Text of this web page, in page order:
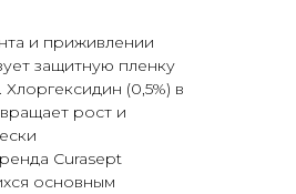
и приживлении
защитную пленку
(0,5%) в
рост и
Curasept
основным